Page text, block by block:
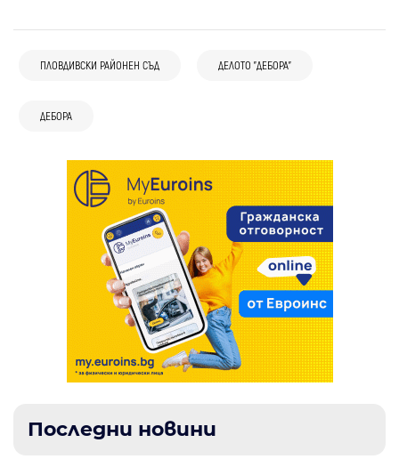
ПЛОВДИВСКИ РАЙОНЕН СЪД ДЕЛОТО "ДЕБОРА"
ДЕБОРА
Последни новини